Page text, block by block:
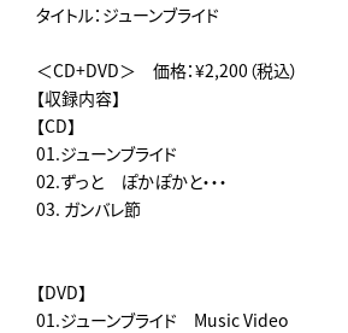
タイトル：ジューンブライド
＜CD+DVD＞ 価格：¥2,200（税込）
【収録内容】
【CD】
01.ジューンブライド
02.ずっと ぽかぽかと・・・
03. ガンバレ節
【DVD】
01.ジューンブライド Music Video